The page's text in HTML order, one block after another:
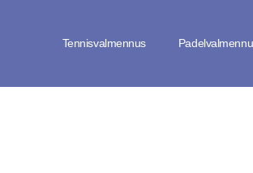
Tennisvalmennus